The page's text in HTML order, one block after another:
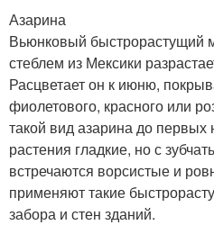
Азарина
Вьюнковый быстрорастущий
стеблем из Мексики
Расцветает он к июню,
фиолетового, красного или
такой вид азарина до первых
растения гладкие, но с
встречаются ворсистые и
применяют такие
забора и стен зданий.